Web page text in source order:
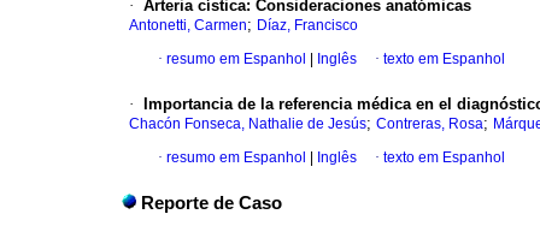
· Arteria cística: Consideraciones anatómicas
Antonetti, Carmen; Díaz, Francisco
· resumo em Espanhol Inglês · texto em Espanhol
· Importancia de la referencia médica en el
Chacón Fonseca, Nathalie de Jesús; Contreras, Rosa;
· resumo em Espanhol Inglês · texto em Espanhol
Reporte de Caso